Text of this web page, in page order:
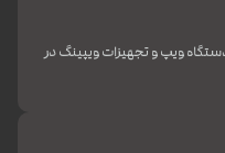
ویپ و تجهیزات ویپینگ در